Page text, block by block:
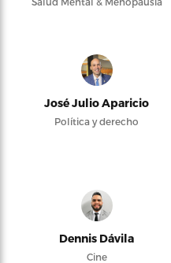
José Julio Aparicio
Política y derecho
Dennis Dávila
Cine